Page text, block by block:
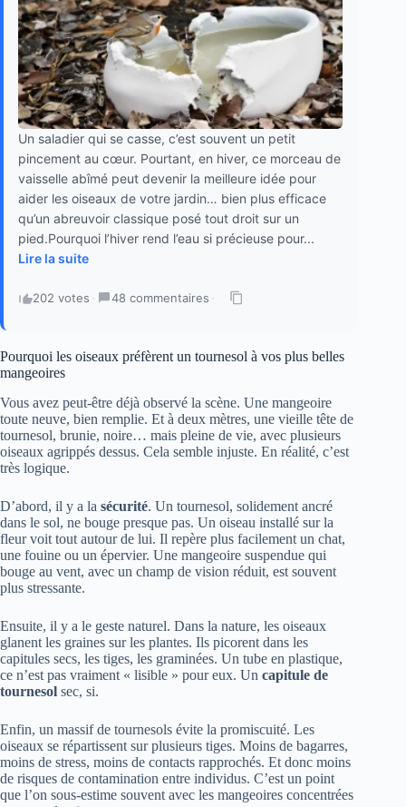
Un saladier qui se casse, c’est souvent un petit
pincement au cœur. Pourtant, en hiver, ce morceau de
vaisselle abîmé peut devenir la meilleure idée pour
aider les oiseaux de votre jardin… bien plus efficace
qu’un abreuvoir classique posé tout droit sur un
pied.Pourquoi l’hiver rend l’eau si précieuse pour...
Lire la suite
202 votes · 48 commentaires ·
Pourquoi les oiseaux préfèrent un tournesol à vos plus belles
mangeoires
Vous avez peut-être déjà observé la scène. Une mangeoire
toute neuve, bien remplie. Et à deux mètres, une vieille tête de
tournesol, brunie, noire… mais pleine de vie, avec plusieurs
oiseaux agrippés dessus. Cela semble injuste. En réalité, c’est
très logique.
D’abord, il y a la sécurité. Un tournesol, solidement ancré
dans le sol, ne bouge presque pas. Un oiseau installé sur la
fleur voit tout autour de lui. Il repère plus facilement un chat,
une fouine ou un épervier. Une mangeoire suspendue qui
bouge au vent, avec un champ de vision réduit, est souvent
plus stressante.
Ensuite, il y a le geste naturel. Dans la nature, les oiseaux
glanent les graines sur les plantes. Ils picorent dans les
capitules secs, les tiges, les graminées. Un tube en plastique,
ce n’est pas vraiment « lisible » pour eux. Un capitule de
tournesol sec, si.
Enfin, un massif de tournesols évite la promiscuité. Les
oiseaux se répartissent sur plusieurs tiges. Moins de bagarres,
moins de stress, moins de contacts rapprochés. Et donc moins
de risques de contamination entre individus. C’est un point
que l’on sous-estime souvent avec les mangeoires concentrées